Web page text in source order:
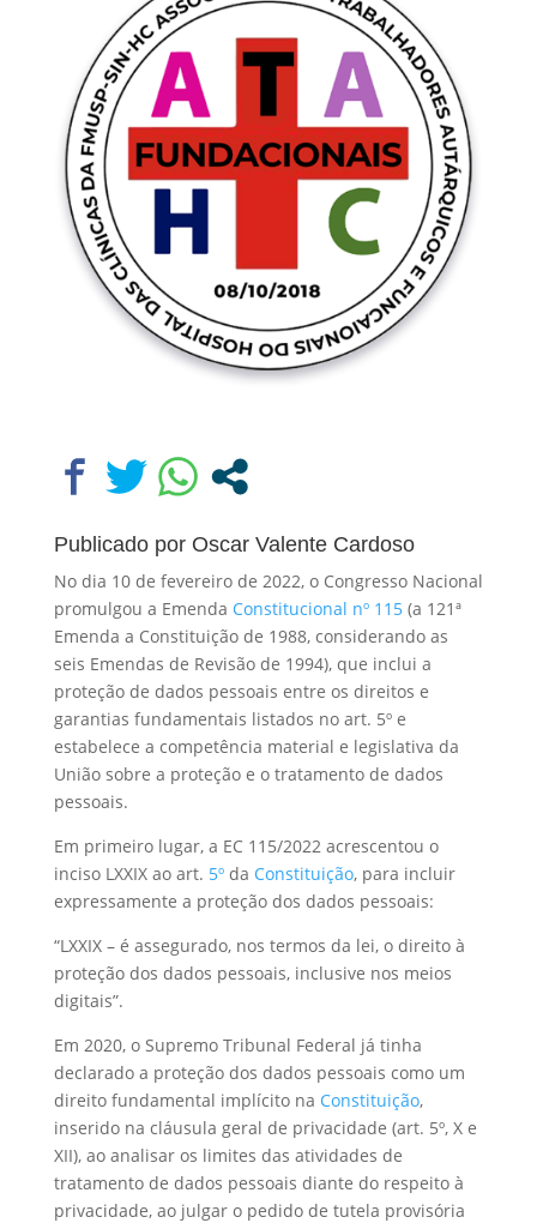
Publicado por Oscar Valente Cardoso
No dia 10 de fevereiro de 2022, o Congresso Nacional
promulgou a Emenda Constitucional nº 115(a 121ª
Emenda a Constituição de 1988, considerando as
seis Emendas de Revisão de 1994), que inclui a
proteção de dados pessoais entre os direitos e
garantias fundamentais listados no art. 5º e
estabelece a competência material e legislativa da
União sobre a proteção e o tratamento de dados
pessoais.
Em primeiro lugar, a EC 115/2022 acrescentou o
inciso LXXIX ao art. 5ºda Constituição, para incluir
expressamente a proteção dos dados pessoais:
“LXXIX – é assegurado, nos termos da lei, o direito à
proteção dos dados pessoais, inclusive nos meios
digitais”.
Em 2020, o Supremo Tribunal Federal já tinha
declarado a proteção dos dados pessoais como um
direito fundamental implícito na Constituição,
inserido na cláusula geral de privacidade (art. 5º, X e
XII), ao analisar os limites das atividades de
tratamento de dados pessoais diante do respeito à
privacidade, ao julgar o pedido de tutela provisória